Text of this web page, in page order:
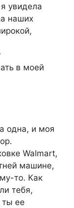
увидела
наших
в моей
одна, и моя
Walmart,
машине,
то. Как
тебя,
ты ее